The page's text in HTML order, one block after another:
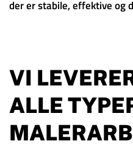
der er stabile, effektive og
VI
ALLE